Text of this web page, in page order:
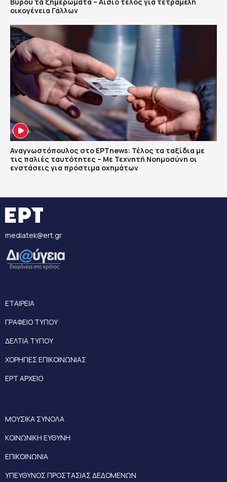
οικογένεια Γάλλων
Αναγνωστόπουλος στο ΕΡΤnews: Τέλος τα ταξίδια με
τις παλιές ταυτότητες – Με Τεχνητή Νοημοσύνη οι
ενστάσεις για πρόστιμα οχημάτων
mediatek@ert.gr
ΕΤΑΙΡΕΙΑ
ΓΡΑΦΕΙΟ ΤΥΠΟΥ
ΔΕΛΤΙΑ ΤΥΠΟΥ
ΧΟΡΗΓΙΕΣ ΕΠΙΚΟΙΝΩΝΙΑΣ
ΕΡΤ ΑΡΧΕΙΟ
ΜΟΥΣΙΚΑ ΣΥΝΟΛΑ
ΚΟΙΝΩΝΙΚΗ ΕΥΘΥΝΗ
ΕΠΙΚΟΙΝΩΝΙΑ
ΥΠΕΥΘΥΝΟΣ ΠΡΟΣΤΑΣΙΑΣ ΔΕΔΟΜΕΝΩΝ